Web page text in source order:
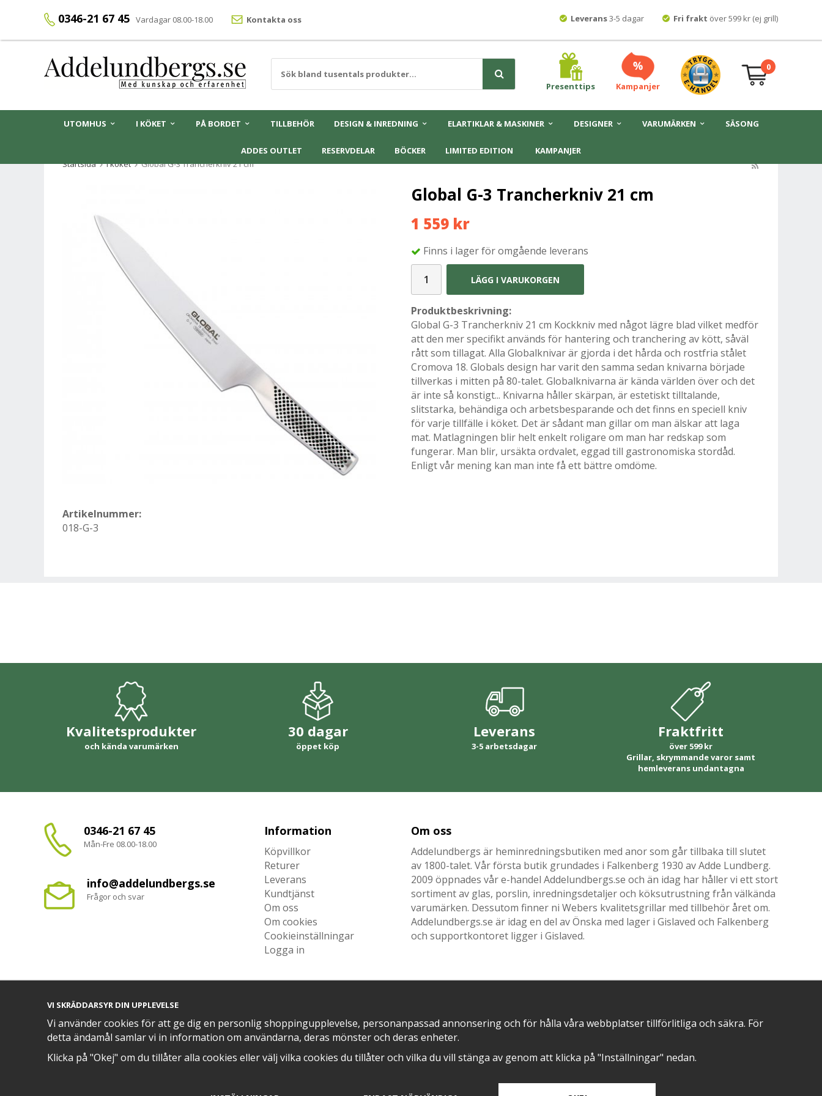
0346-21 67 45 Vardagar 08.00-18.00 Kontakta oss Leverans3-5 dagar Fri frakt över 599 kr (ej grill)
Presenttips Kampanjer
0
UTOMHUS I KÖKET PÅ BORDET TILLBEHÖR DESIGN & INREDNING ELARTIKLAR & MASKINER DESIGNER VARUMÄRKEN SÄSONG
ADDES OUTLET RESERVDELAR BÖCKER LIMITED EDITION
KAMPANJER
Startsida
I köket Global G-3 Trancherkniv 21 cm
Global G-3 Trancherkniv 21 cm
1 559 kr
Finns i lager för omgående leverans
LÄGG I VARUKORGEN
Produktbeskrivning:
Global G-3 Trancherkniv 21 cm Kockkniv med något lägre blad vilket medför
att den mer specifikt används för hantering och tranchering av kött, såväl
rått som tillagat. Alla Globalknivar är gjorda i det hårda och rostfria stålet
Cromova 18. Globals design har varit den samma sedan knivarna började
tillverkas i mitten på 80-talet. Globalknivarna är kända världen över och det
är inte så konstigt... Knivarna håller skärpan, är estetiskt tilltalande,
slitstarka, behändiga och arbetsbesparande och det finns en speciell kniv
för varje tillfälle i köket. Det är sådant man gillar om man älskar att laga
mat. Matlagningen blir helt enkelt roligare om man har redskap som
fungerar. Man blir, ursäkta ordvalet, eggad till gastronomiska stordåd.
Enligt vår mening kan man inte få ett bättre omdöme.
Artikelnummer:
018-G-3
Kvalitetsprodukter
och kända varumärken
30 dagar
öppet köp
Leverans
3-5 arbetsdagar
Fraktfritt
över 599 kr
Grillar, skrymmande varor samt
hemleverans undantagna
0346-21 67 45
Mån-Fre 08.00-18.00
info@addelundbergs.se
Frågor och svar
Information
Köpvillkor
Returer
Leverans
Kundtjänst
Om oss
Om cookies
Cookieinställningar
Logga in
Om oss
Addelundbergs är heminredningsbutiken med anor som går tillbaka till slutet
av 1800-talet. Vår första butik grundades i Falkenberg 1930 av Adde Lundberg.
2009 öppnades vår e-handel Addelundbergs.se och än idag har håller vi ett stort
sortiment av glas, porslin, inredningsdetaljer och köksutrustning från välkända
varumärken. Dessutom finner ni Webers kvalitetsgrillar med tillbehör året om.
Addelundbergs.se är idag en del av Önska med lager i Gislaved och Falkenberg
och supportkontoret ligger i Gislaved.
VI SKRÄDDARSYR DIN UPPLEVELSE
Vi använder cookies för att ge dig en personlig shoppingupplevelse, personanpassad annonsering och för hålla våra webbplatser tillförlitliga och säkra. För
detta ändamål samlar vi in information om användarna, deras mönster och deras enheter.
Klicka på "Okej" om du tillåter alla cookies eller välj vilka cookies du tillåter och vilka du vill stänga av genom att klicka på "Inställningar" nedan.